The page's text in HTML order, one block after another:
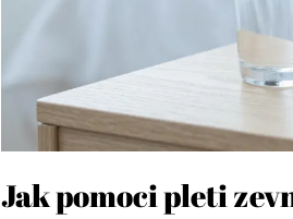
Jak pomoci pleti